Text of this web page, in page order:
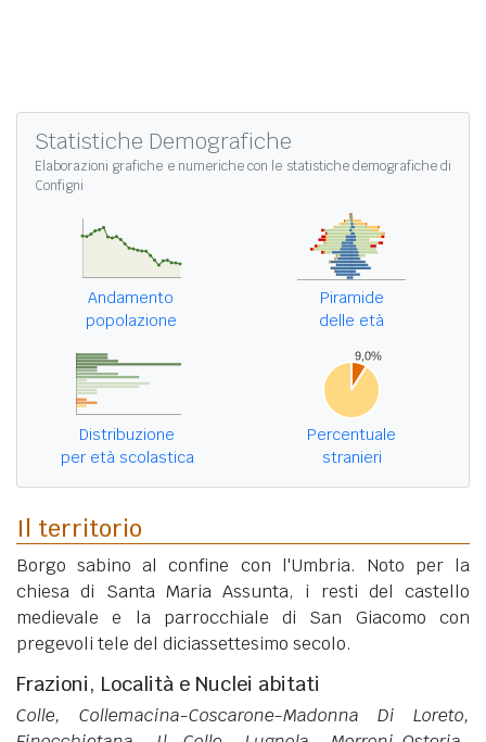
Statistiche Demografiche
Elaborazioni grafiche e numeriche con le statistiche demografiche di
Configni
Andamento
popolazione
Piramide
delle età
Distribuzione
per età scolastica
Percentuale
stranieri
Il territorio
Borgo sabino al confine con l'Umbria. Noto per la
chiesa di Santa Maria Assunta, i resti del castello
medievale e la parrocchiale di San Giacomo con
pregevoli tele del diciassettesimo secolo.
Frazioni, Località e Nuclei abitati
Colle, Collemacina-Coscarone-Madonna Di Loreto,